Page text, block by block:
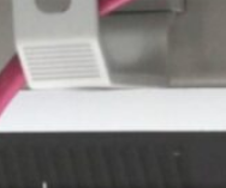
OPNsense zum